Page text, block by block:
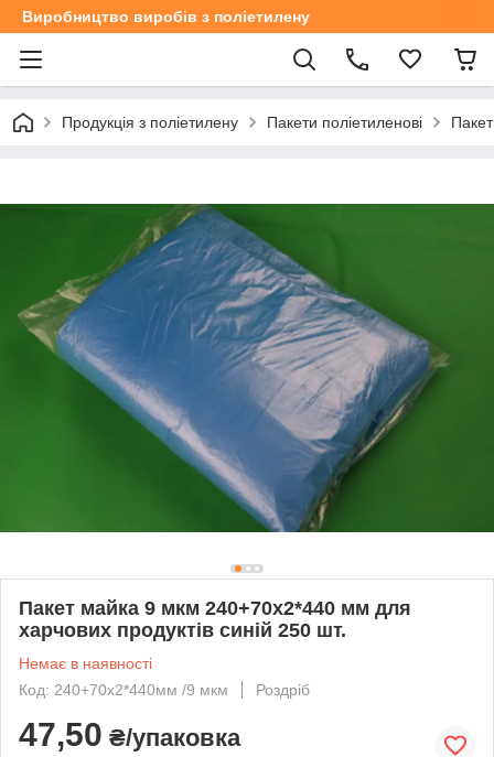
Виробництво виробів з поліетилену
Продукція з поліетилену Пакети поліетиленові
Пакет майка 9 мкм 240+70х2*440 мм для
харчових продуктів синій 250 шт.
Немає в наявності
Код: 240+70х2*440мм /9 мкм
Роздріб
47,50 ₴/упаковка